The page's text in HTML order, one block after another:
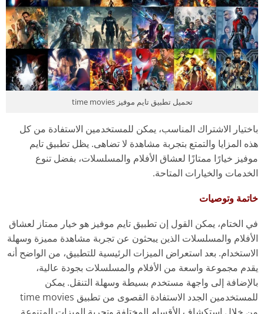
تحميل تطبيق تايم موفيز time movies
باختيار الاشتراك المناسب، يمكن للمستخدمين الاستفادة من كل
هذه المزايا والتمتع بتجربة مشاهدة لا تضاهى. يظل تطبيق تايم
موفيز خيارًا ممتازًا لعشاق الأفلام والمسلسلات، بفضل تنوع
الخدمات والخيارات المتاحة.
خاتمة وتوصيات
في الختام، يمكن القول إن تطبيق تايم موفيز هو خيار ممتاز لعشاق
الأفلام والمسلسلات الذين يبحثون عن تجربة مشاهدة مميزة وسهلة
الاستخدام. بعد استعراض الميزات الرئيسية للتطبيق، من الواضح أنه
يقدم مجموعة واسعة من الأفلام والمسلسلات بجودة عالية،
بالإضافة إلى واجهة مستخدم بسيطة وسهلة التنقل. يمكن
للمستخدمين الجدد الاستفادة القصوى من تطبيق time movies
من خلال استكشاف الأقسام المختلفة وتجربة الميزات المتنوعة